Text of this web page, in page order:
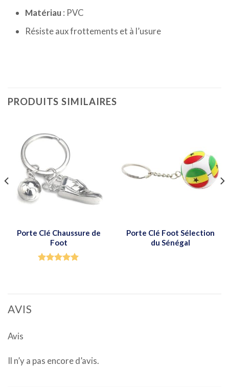
Matériau : PVC
Résiste aux frottements et à l’usure
PRODUITS SIMILAIRES
Porte Clé Chaussure de
Foot
Porte Clé Foot Sélection
du Sénégal
AVIS
Avis
Il n’y a pas encore d’avis.